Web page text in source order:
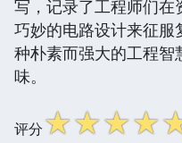
写，记录了工程师们在
巧妙的电路设计来征服
种朴素而强大的工程智
味。
评分☆☆☆☆